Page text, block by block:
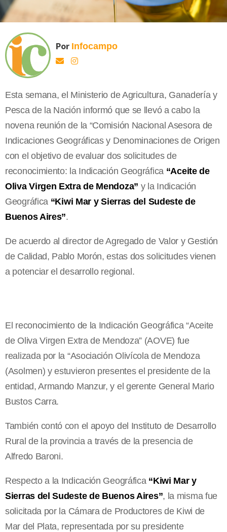
Por Infocampo
Esta semana, el Ministerio de Agricultura, Ganadería y
Pesca de la Nación informó que se llevó a cabo la
novena reunión de la “Comisión Nacional Asesora de
Indicaciones Geográficas y Denominaciones de Origen
con el objetivo de evaluar dos solicitudes de
reconocimiento: la Indicación Geográfica “Aceite de
Oliva Virgen Extra de Mendoza” y la Indicación
Geográfica “Kiwi Mar y Sierras del Sudeste de
Buenos Aires”.
De acuerdo al director de Agregado de Valor y Gestión
de Calidad, Pablo Morón, estas dos solicitudes vienen
a potenciar el desarrollo regional.
El reconocimiento de la Indicación Geográfica “Aceite
de Oliva Virgen Extra de Mendoza” (AOVE) fue
realizada por la “Asociación Olivícola de Mendoza
(Asolmen) y estuvieron presentes el presidente de la
entidad, Armando Manzur, y el gerente General Mario
Bustos Carra.
También contó con el apoyo del Instituto de Desarrollo
Rural de la provincia a través de la presencia de
Alfredo Baroni.
Respecto a la Indicación Geográfica “Kiwi Mar y
Sierras del Sudeste de Buenos Aires”, la misma fue
solicitada por la Cámara de Productores de Kiwi de
Mar del Plata, representada por su presidente